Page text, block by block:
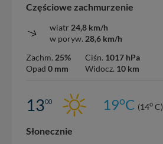
Częściowe zachmurzenie
wiatr 24,8 km/h
w poryw. 28,6 km/h
Zachm. 25%
Opad 0 mm
Ciśn. 1017 hPa
Widocz. 10 km
1300 19oC (14o C)
Słonecznie